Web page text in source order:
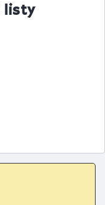
listy